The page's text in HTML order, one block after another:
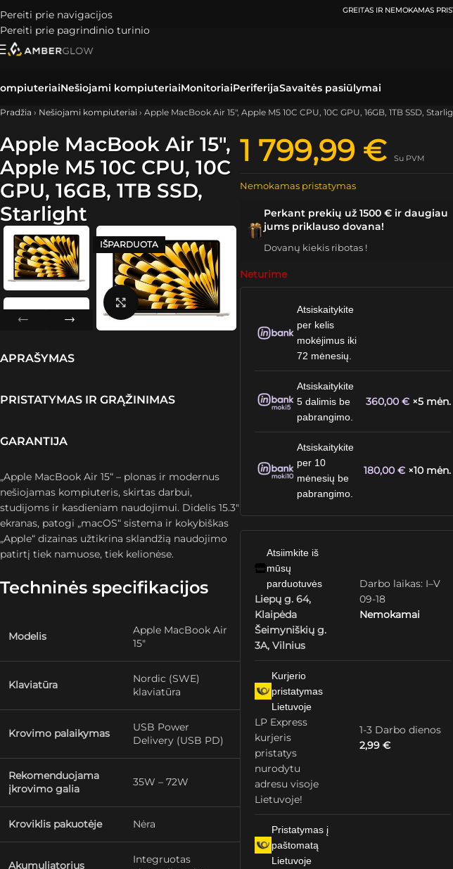
Pereiti prie navigacijos
Pereiti prie pagrindinio turinio
GREITAS IR NEMOKAMAS
Nešiojami kompiuteriaiMonitoriaiPeriferijaSavaitės pasiūlymai
Pradžia › Nešiojami kompiuteriai › Apple MacBook Air 15″, Apple M5 10C CPU, 10C GPU, 16GB, 1TB SSD,
Apple MacBook Air 15″,
Apple M5 10C CPU, 10C
GPU, 16GB, 1TB SSD,
Starlight
IŠPARDUOTA
Spustelėkite, kad padidintumėte
APRAŠYMAS
PRISTATYMAS IR GRĄŽINIMAS
GARANTIJA
„Apple MacBook Air 15“ – plonas ir modernus
nešiojamas kompiuteris, skirtas darbui,
studijoms ir kasdieniam naudojimui. Didelis 15.3″
ekranas, patogi „macOS“ sistema ir kokybiškas
„Apple“ dizainas užtikrina sklandžią naudojimo
patirtį tiek namuose, tiek kelionėse.
Techninės specifikacijos
Modelis
Apple MacBook Air
15″
Klaviatūra
Nordic (SWE)
klaviatūra
Krovimo palaikymas
USB Power
Delivery (USB PD)
Rekomenduojama
įkrovimo galia
35W – 72W
Kroviklis pakuotėje Nėra
Akumuliatorius
Integruotas
1 799,99 € Su PVM
Nemokamas pristatymas
Perkant prekių už 1500 € ir daugiau
jums priklauso dovana!
Dovanų kiekis ribotas !
Neturime
Atsiskaitykite
per kelis
mokėjimus iki
72 mėnesių.
Atsiskaitykite
5 dalimis be
pabrangimo.
360,00 € ×5 mėn.
Atsiskaitykite
per 10
mėnesių be
pabrangimo.
180,00 € ×10 mėn.
Atsiimkite iš
mūsų
parduotuvės
Liepų g. 64,
Klaipėda
Šeimyniškių g.
3A, Vilnius
Darbo laikas: I–V
09-18
Nemokamai
Kurjerio
pristatymas
Lietuvoje
LP Express
kurjeris
pristatys
nurodytu
adresu visoje
Lietuvoje!
1-3 Darbo dienos
2,99€
Pristatymas į
paštomatą
Lietuvoje